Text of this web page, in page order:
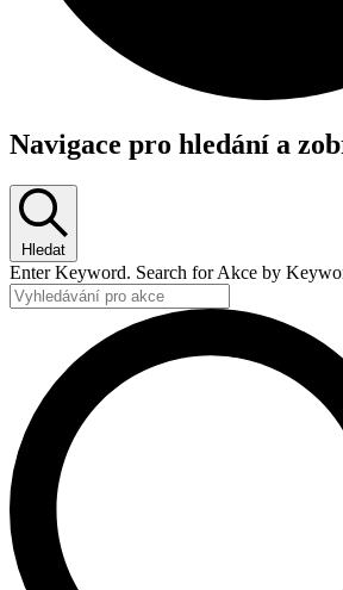
Navigace pro hledání a
Hledat
Enter Keyword. Search for Akce by